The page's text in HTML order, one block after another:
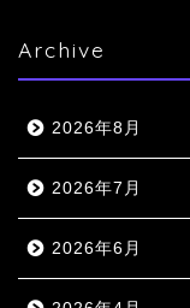
Archive
2026年8月
2026年7月
2026年6月